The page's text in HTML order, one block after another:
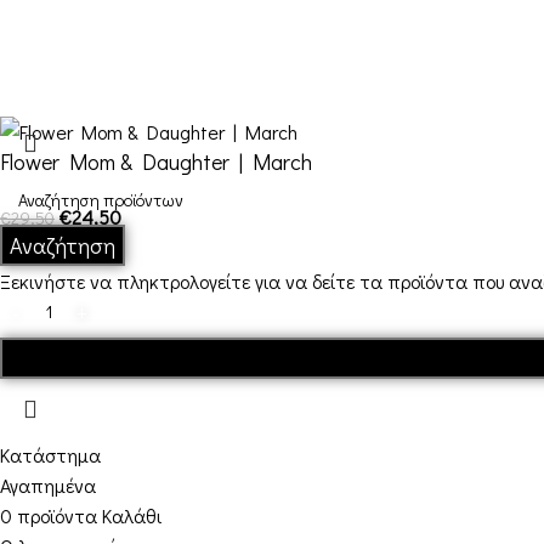
Αναζήτηση
Ξεκινήστε να πληκτρολογείτε για να δείτε τα προϊόντα που
Flower Mom & Daughter | March
€29,50 €24,50
Σε απόθεμα
Κατάστημα
Αγαπημένα
0 προϊόνταΚαλάθι